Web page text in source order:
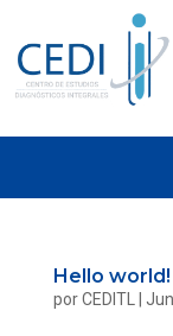
Hello world!
porCEDITL